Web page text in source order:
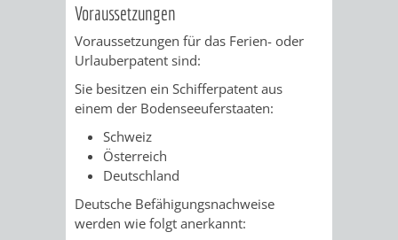
ANTRAGSVERFAHREN
VERMIETE
DOCH
AN
DEINE
STADT
STABSSTELLE
Voraussetzungen
Voraussetzungen für das Ferien- oder
Urlauberpatent sind:
Sie besitzen ein Schifferpatent aus
einem der Bodenseeuferstaaten:
Schweiz
Österreich
Deutschland
Deutsche Befähigungsnachweise
werden wie folgt anerkannt: